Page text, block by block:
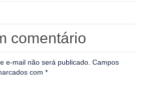
comentário
e-mail não será publicado. Campos
com *